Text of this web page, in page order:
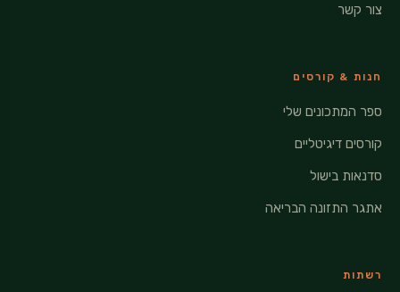
צור קשר
חנות & קורסים
ספר המתכונים שלי
קורסים דיגיטליים
סדנאות בישול
אתגר התזונה הבריאה
רשתות